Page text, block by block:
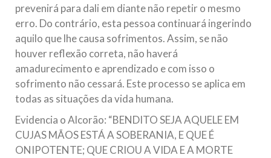
prevenirá para dali em diante não repetir o mesmo
erro. Do contrário, esta pessoa continuará ingerindo
aquilo que lhe causa sofrimentos. Assim, se não
houver reflexão correta, não haverá
amadurecimento e aprendizado e com isso o
sofrimento não cessará. Este processo se aplica em
todas as situações da vida humana.
Evidencia o Alcorão: “BENDITO SEJA AQUELE EM
CUJAS MÃOS ESTÁ A SOBERANIA, E QUE É
ONIPOTENTE; QUE CRIOU A VIDA E A MORTE